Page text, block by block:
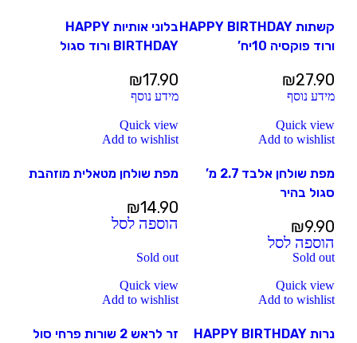
קשתות HAPPY BIRTHDAY
ורוד פוקסיה 10יח’
₪27.90
מידע נוסף
בלוני אותיות HAPPY
BIRTHDAY ורוד סגול
₪17.90
מידע נוסף
Quick view
Add to wishlist
מפת שולחן אלבד 2.7 מ’
סגול בהיר
₪9.90
הוספה לסל
Quick view
Add to wishlist
מפת שולחן מטאלית מוזהבת
₪14.90
הוספה לסל
Sold out
Quick view
Add to wishlist
נרות HAPPY BIRTHDAY
Sold out
Quick view
Add to wishlist
זר לראש 2 שורות פרחי סול